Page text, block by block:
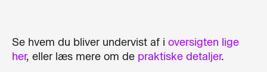
Se hvem du bliver undervist af i oversigten lige
her, eller læs mere om de praktiske detaljer.